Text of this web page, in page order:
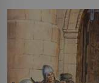
pře hned několik
Francie, kde se